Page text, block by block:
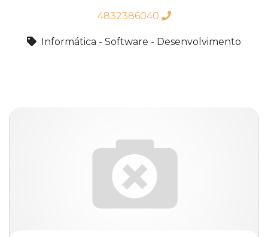
4832386040
Informática - Software - Desenvolvimento